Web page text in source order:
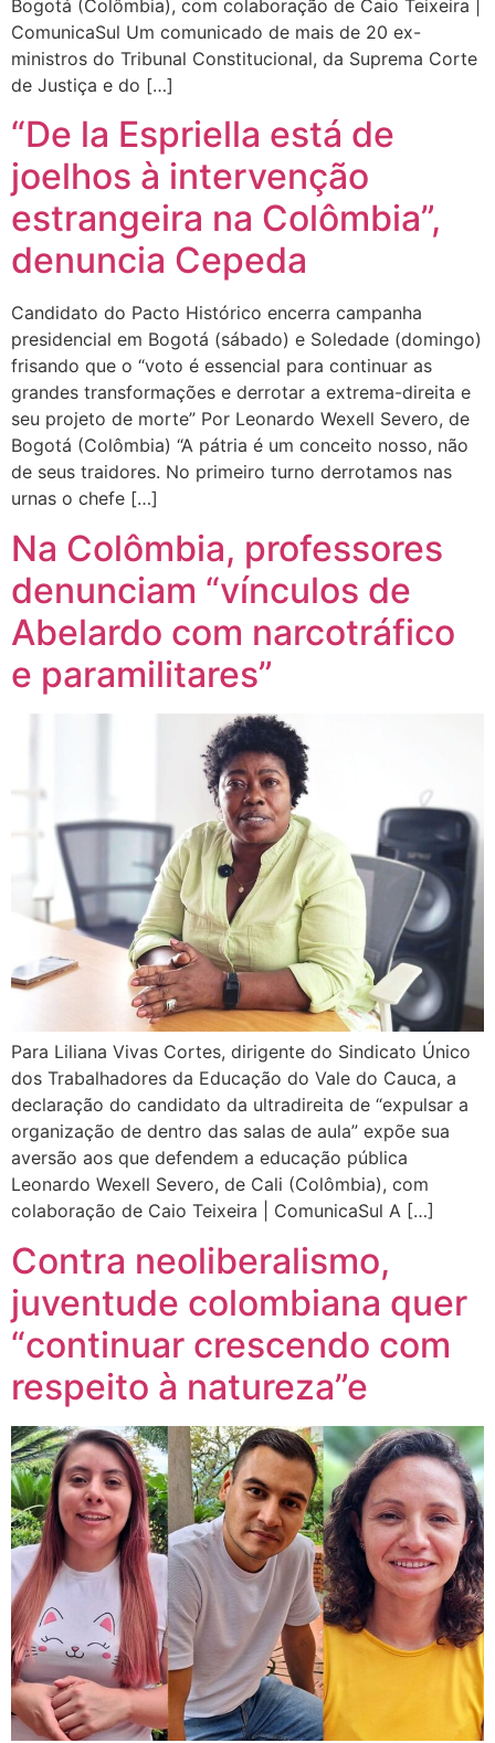
Bogotá (Colômbia), com colaboração de Caio Teixeira |
ComunicaSul Um comunicado de mais de 20 ex-
ministros do Tribunal Constitucional, da Suprema Corte
de Justiça e do […]
“De la Espriella está de
joelhos à intervenção
estrangeira na Colômbia”,
denuncia Cepeda
Candidato do Pacto Histórico encerra campanha
presidencial em Bogotá (sábado) e Soledade (domingo)
frisando que o “voto é essencial para continuar as
grandes transformações e derrotar a extrema-direita e
seu projeto de morte” Por Leonardo Wexell Severo, de
Bogotá (Colômbia) “A pátria é um conceito nosso, não
de seus traidores. No primeiro turno derrotamos nas
urnas o chefe […]
Na Colômbia, professores
denunciam “vínculos de
Abelardo com narcotráfico
e paramilitares”
Para Liliana Vivas Cortes, dirigente do Sindicato Único
dos Trabalhadores da Educação do Vale do Cauca, a
declaração do candidato da ultradireita de “expulsar a
organização de dentro das salas de aula” expõe sua
aversão aos que defendem a educação pública
Leonardo Wexell Severo, de Cali (Colômbia), com
colaboração de Caio Teixeira | ComunicaSul A […]
Contra neoliberalismo,
juventude colombiana quer
“continuar crescendo com
respeito à natureza”e